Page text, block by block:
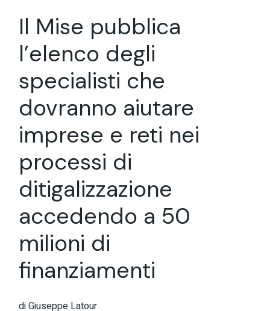
Il Mise pubblica
l’elenco degli
specialisti che
dovranno aiutare
imprese e reti nei
processi di
ditigalizzazione
accedendo a 50
milioni di
finanziamenti
di Giuseppe Latour